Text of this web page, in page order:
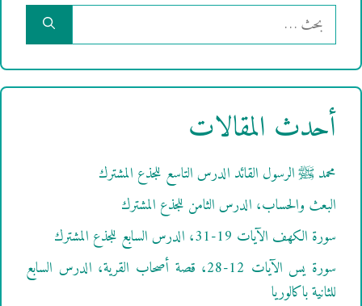
البحث
عن:
أحدث المقالات
محمد ﷺ الرسول القائد الدرس التاسع للجذع المشترك
البعث والحساب، الدرس الثامن للجذع المشترك
سورة الكهف الآيات 19-31، الدرس السابع للجذع المشترك
سورة يس الآيات 12-28، قصة أصحاب القرية، الدرس السابع
للثانية باكالوريا